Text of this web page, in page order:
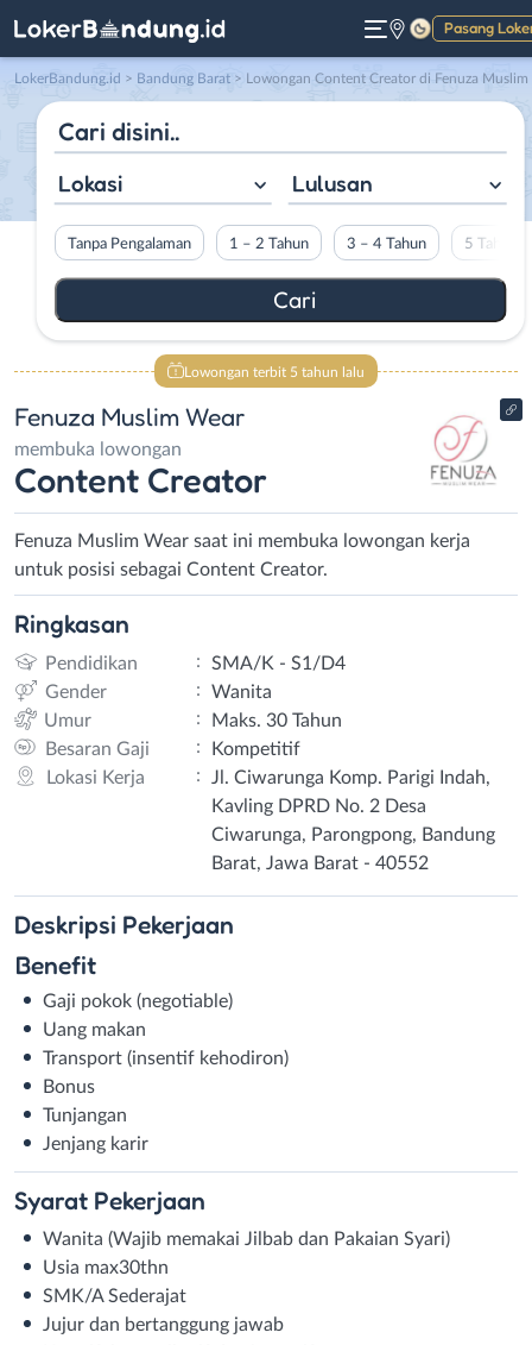
Pasang
Gelap
LokerBandung.id > Bandung Barat > Lowongan Content Creator di Fenuza Muslim Wear
Lokasi Lulusan
Tanpa Pengalaman 1 – 2 Tahun 3 – 4 Tahun 5 Tahun
Lowongan terbit 5 tahun lalu
Fenuza Muslim Wear
membuka lowongan
Content Creator
Fenuza Muslim Wear saat ini membuka lowongan kerja
untuk posisi sebagai Content Creator.
Ringkasan
Pendidikan :
SMA/K - S1/D4
Gender
:
Wanita
Umur
:
Maks. 30 Tahun
Besaran Gaji
:
Kompetitif
Lokasi Kerja
:
Jl. Ciwarunga Komp. Parigi Indah,
Kavling DPRD No. 2 Desa
Ciwarunga, Parongpong, Bandung
Barat, Jawa Barat - 40552
Deskripsi Pekerjaan
Benefit
Gaji pokok (negotiable)
Uang makan
Transport (insentif kehodiron)
Bonus
Tunjangan
Jenjang karir
Syarat Pekerjaan
Wanita (Wajib memakai Jilbab dan Pakaian Syari)
Usia max30thn
SMK/A Sederajat
Jujur dan bertanggung jawab